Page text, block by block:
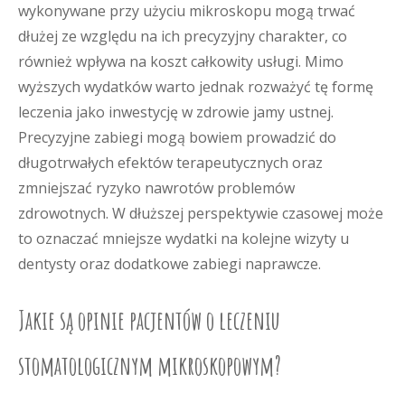
wykonywane przy użyciu mikroskopu mogą trwać
dłużej ze względu na ich precyzyjny charakter, co
również wpływa na koszt całkowity usługi. Mimo
wyższych wydatków warto jednak rozważyć tę formę
leczenia jako inwestycję w zdrowie jamy ustnej.
Precyzyjne zabiegi mogą bowiem prowadzić do
długotrwałych efektów terapeutycznych oraz
zmniejszać ryzyko nawrotów problemów
zdrowotnych. W dłuższej perspektywie czasowej może
to oznaczać mniejsze wydatki na kolejne wizyty u
dentysty oraz dodatkowe zabiegi naprawcze.
Jakie są opinie pacjentów o leczeniu
stomatologicznym mikroskopowym?